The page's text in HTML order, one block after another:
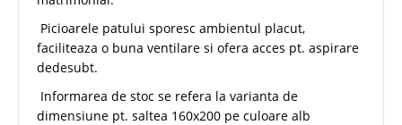
Picioarele patului sporesc ambientul placut,
faciliteaza o buna ventilare si ofera acces pt. aspirare
dedesubt.
Informarea de stoc se refera la varianta de
dimensiune pt. saltea 160x200 pe culoare alb